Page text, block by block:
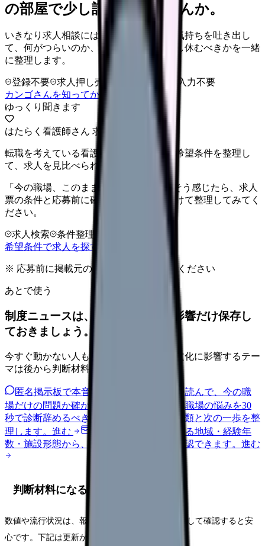
の部屋で少し話してみませんか。
いきなり求人相談には進みません。今の気持ちを吐き出し
て、何がつらいのか、辞めるべきか、少し休むべきかを一緒
に整理します。
登録不要 求人押し売りなし
病院名は入力不要
カンゴさんを知ってから相談する
ゆっくり聞きます
はたらく看護師さん 求人
転職を考えている看護師さんへ。まずは希望条件を整理し
て、求人を見比べられます。
「今の職場、このままでいいのかな...」そう感じたら、求人
票の条件と応募前に確認したい不安を分けて整理してみてく
ださい。
求人検索 条件整理
希望条件で求人を探す
※ 応募前に掲載元の最新情報を確認してください
あとで使う
制度ニュースは、自分の職場への影響だけ保存し
ておきましょう。
今すぐ動かない人も、給与・人員・安全文化に影響するテー
マは後から判断材料になります。
匿名掲示板で本音を見る
同じ悩みの声を読んで、今の職
場だけの問題か確かめられます。
職場の悩みを30
秒で診断辞めるべきか迷う前に、悩みの種類と次の一歩を整
理します。 進む 給料コンパスで比較する地域・経験年
数・施設形態から、今の給料の現在地を確認できます。 進む
判断材料になる一次情報
数値や流行状況は、報道よりも公的な発表を優先して確認すると安
心です。下記は更新が続く公式サイトです。